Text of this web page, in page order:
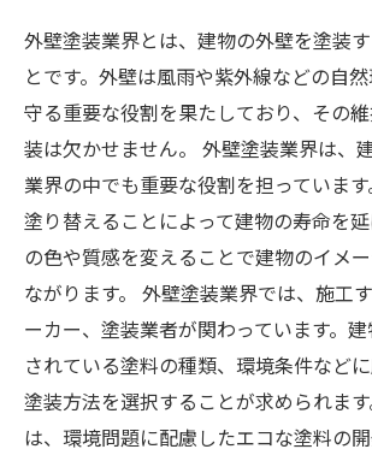
外壁塗装業界とは、建物の外壁を塗装
とです。外壁は風雨や紫外線などの自
守る重要な役割を果たしており、その
装は欠かせません。 外壁塗装業界は、
業界の中でも重要な役割を担っていま
塗り替えることによって建物の寿命を
の色や質感を変えることで建物のイメ
ながります。 外壁塗装業界では、施工
ーカー、塗装業者が関わっています。
されている塗料の種類、環境条件など
塗装方法を選択することが求められま
は、環境問題に配慮したエコな塗料の